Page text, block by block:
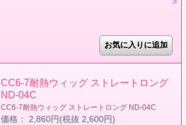
CC6-7耐熱ウィッグ ストレートロング
ND-04C
CC6-7耐熱ウィッグ ストレートロング ND-04C
価格： 2,860円(税抜 2,600円)